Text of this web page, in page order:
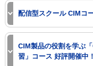
クール会場がない方、
にお勧めです。
受講中は講師にご質問
た、操作に遅れたり間
「Navisworks 基礎」コ
で定期開催しています。
Navisworks 基礎 コ
配信型スクール CIMコ
を学べるeラーニング「
ル」でもCIMコースを受
CIM製品の役割を学ぶ
習」コース 好評開催中！